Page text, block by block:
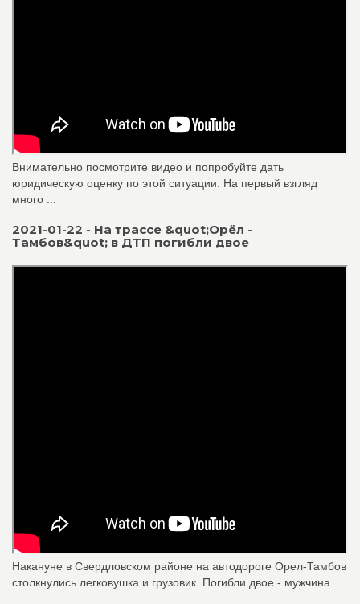
Внимательно посмотрите видео и попробуйте дать
юридическую оценку по этой ситуации. На первый взгляд
много ...
2021-01-22 - На трассе &quot;Орёл -
Тамбов&quot; в ДТП погибли двое
Накануне в Свердловском районе на автодороге Орел-Тамбов
столкнулись легковушка и грузовик. Погибли двое - мужчина ...